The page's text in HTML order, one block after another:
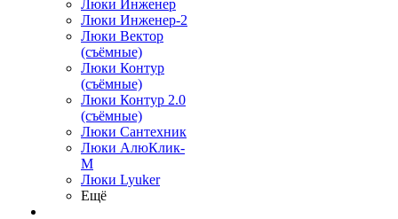
Люки Инженер
Люки Инженер-2
Люки Вектор
(съёмные)
Люки Контур
(съёмные)
Люки Контур 2.0
(съёмные)
Люки Сантехник
Люки АлюКлик-
М
Люки Lyuker
Ещё